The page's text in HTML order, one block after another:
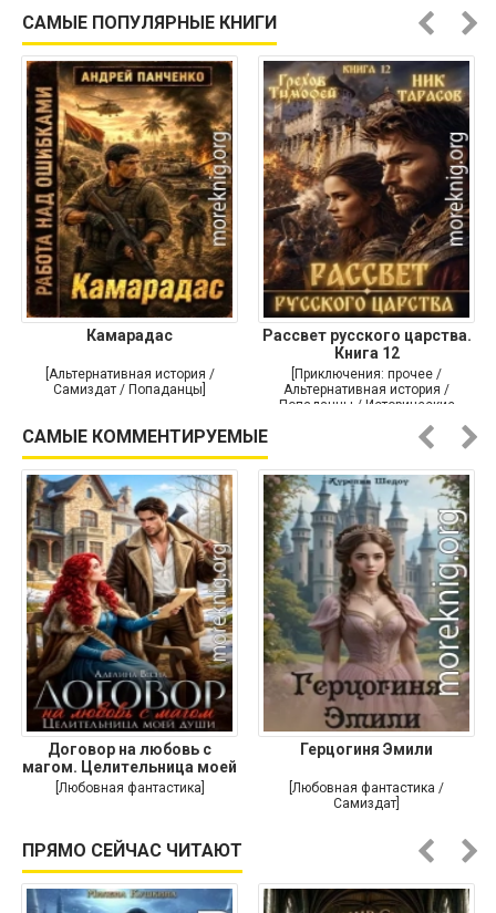
САМЫЕ ПОПУЛЯРНЫЕ КНИГИ
Камарадас
[Альтернативная история /
Самиздат / Попаданцы]
Рассвет русского царства.
Книга 12
[Приключения: прочее /
Альтернативная история /
Попаданцы / Исторические
САМЫЕ КОММЕНТИРУЕМЫЕ
Договор на любовь с
магом. Целительница моей
души
[Любовная фантастика]
Герцогиня Эмили
[Любовная фантастика /
Самиздат]
ПРЯМО СЕЙЧАС ЧИТАЮТ